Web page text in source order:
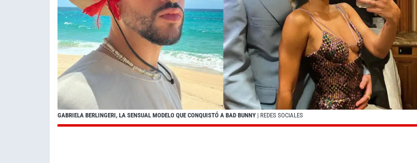
GABRIELA BERLINGERI, LA SENSUAL MODELO QUE CONQUISTÓ A BAD BUNNY | REDES SOCIALES